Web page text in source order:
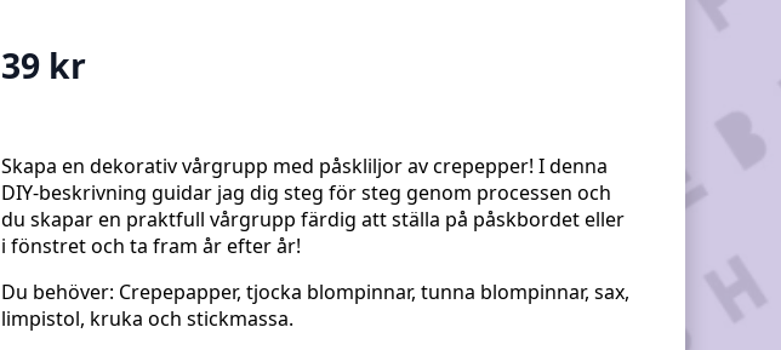
39 kr
Skapa en dekorativ vårgrupp med påskliljor av crepepper! I denna
DIY-beskrivning guidar jag dig steg för steg genom processen och
du skapar en praktfull vårgrupp färdig att ställa på påskbordet eller
i fönstret och ta fram år efter år!
Du behöver: Crepepapper, tjocka blompinnar, tunna blompinnar, sax,
limpistol, kruka och stickmassa.